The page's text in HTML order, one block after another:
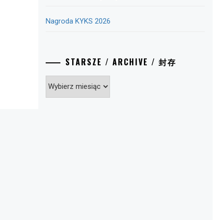
Nagroda KYKS 2026
STARSZE / ARCHIVE / 封存
Archive